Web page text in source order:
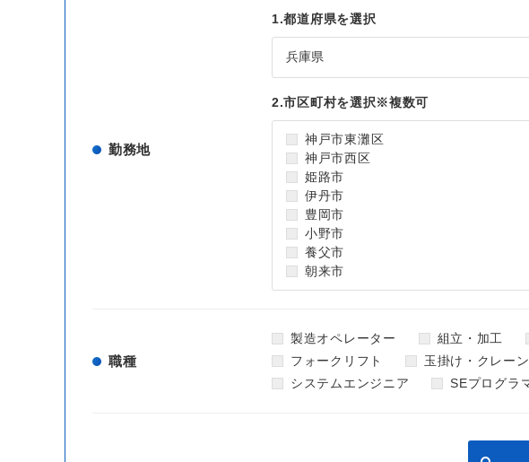
勤務地
1.都道府県を選択
2.市区町村を選択※複数可
神戸市東灘区
神戸市西区
姫路市
伊丹市
豊岡市
小野市
養父市
朝来市
職種
製造オペレーター 組立・加工
フォークリフト
玉掛け・クレーン
システムエンジニア
SEプログラ